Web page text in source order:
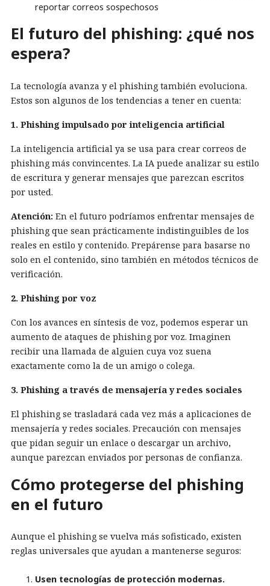
reportar correos sospechosos
El futuro del phishing: ¿qué nos
espera?
La tecnología avanza y el phishing también evoluciona.
Estos son algunos de los tendencias a tener en cuenta:
1. Phishing impulsado por inteligencia artificial
La inteligencia artificial ya se usa para crear correos de
phishing más convincentes. La IA puede analizar su estilo
de escritura y generar mensajes que parezcan escritos
por usted.
Atención: En el futuro podríamos enfrentar mensajes de
phishing que sean prácticamente indistinguibles de los
reales en estilo y contenido. Prepárense para basarse no
solo en el contenido, sino también en métodos técnicos de
verificación.
2. Phishing por voz
Con los avances en síntesis de voz, podemos esperar un
aumento de ataques de phishing por voz. Imaginen
recibir una llamada de alguien cuya voz suena
exactamente como la de un amigo o colega.
3. Phishing a través de mensajería y redes sociales
El phishing se trasladará cada vez más a aplicaciones de
mensajería y redes sociales. Precaución con mensajes
que pidan seguir un enlace o descargar un archivo,
aunque parezcan enviados por personas de confianza.
Cómo protegerse del phishing
en el futuro
Aunque el phishing se vuelva más sofisticado, existen
reglas universales que ayudan a mantenerse seguros:
Usen tecnologías de protección modernas.